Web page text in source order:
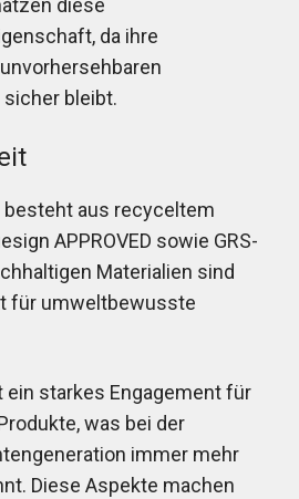
diese
da ihre
bleibt.
besteht aus recyceltem
APPROVED sowie GRS-
Materialien sind
für umweltbewusste
ein starkes Engagement für
was bei der
immer mehr
Diese Aspekte machen